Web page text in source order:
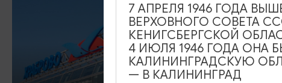
7 АПРЕЛЯ 1946 ГОДА
ВЕРХОВНОГО СОВЕТА
КЕНИГСБЕРГСКОЙ
4 ИЮЛЯ 1946 ГОДА ОНА
КАЛИНИНГРАДСКУЮ
— В КАЛИНИНГРАД